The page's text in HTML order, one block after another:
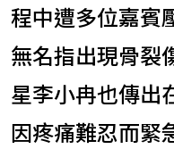
程中遭多位嘉賓
無名指出現骨裂
星李小冉也傳出
因疼痛難忍而緊